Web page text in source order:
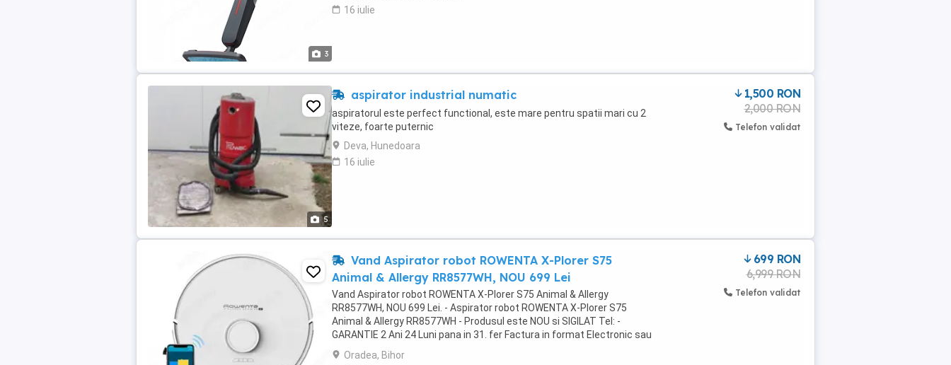
3
16 iulie
5
aspirator industrial numatic
aspiratorul este perfect functional, este mare pentru spatii mari cu 2
viteze, foarte puternic
Deva, Hunedoara
16 iulie
1,500 RON
2,000 RON
Telefon validat
Vand Aspirator robot ROWENTA X-Plorer S75
Animal & Allergy RR8577WH, NOU 699 Lei
Vand Aspirator robot ROWENTA X-Plorer S75 Animal & Allergy
RR8577WH, NOU 699 Lei. - Aspirator robot ROWENTA X-Plorer S75
Animal & Allergy RR8577WH - Produsul este NOU si SIGILAT Tel: -
GARANTIE 2 Ani 24 Luni pana in 31. fer Factura in format Electronic sau
Digital pe e-mail sau WhatsApp. Ofer factura ...
Oradea, Bihor
699 RON
6,999 RON
Telefon validat